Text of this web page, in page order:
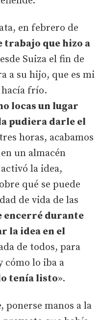
en febrero de
trabajo que hizo a
Suiza el fin de
a su hijo, que es mi
frío.
locas un lugar
pudiera darle el
horas, acabamos
un almacén
la idea,
qué se puede
de vida de las
encerré durante
la idea en el
de todos, para
cómo lo iba a
tenía listo».
ponerse manos a la